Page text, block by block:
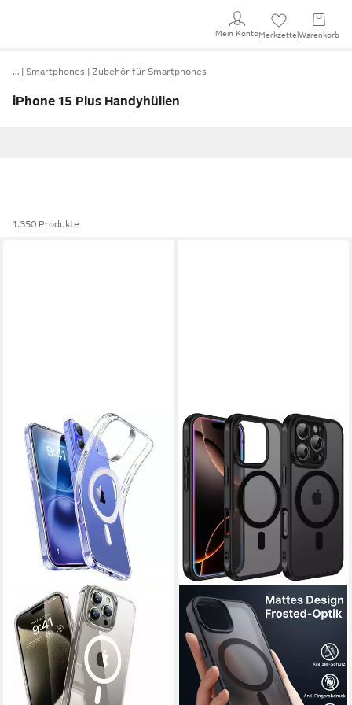
Mein KontoMerkzettel Warenkorb
… Smartphones Zubehör für Smartphones
iPhone 15 Plus Handyhüllen
1.350 Produkte